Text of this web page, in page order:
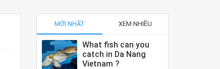
MỚI NHẤT XEM NHIỀU
What fish can you
catch in Da Nang
Vietnam ?